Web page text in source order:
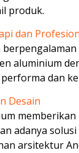
produk.
dan
aluminium
dan
Desain
adanya
arsitektur